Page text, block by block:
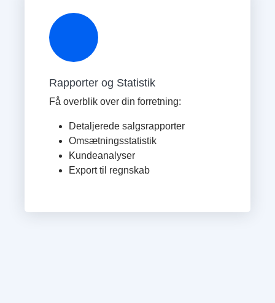
Rapporter og Statistik
Få overblik over din forretning:
Detaljerede salgsrapporter
Omsætningsstatistik
Kundeanalyser
Export til regnskab